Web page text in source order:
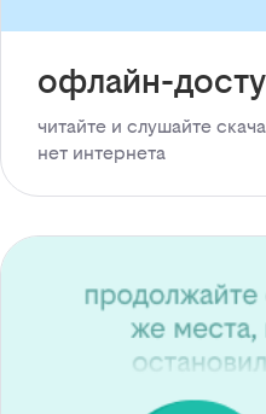
офлайн-
читайте и слушайте
нет интернета